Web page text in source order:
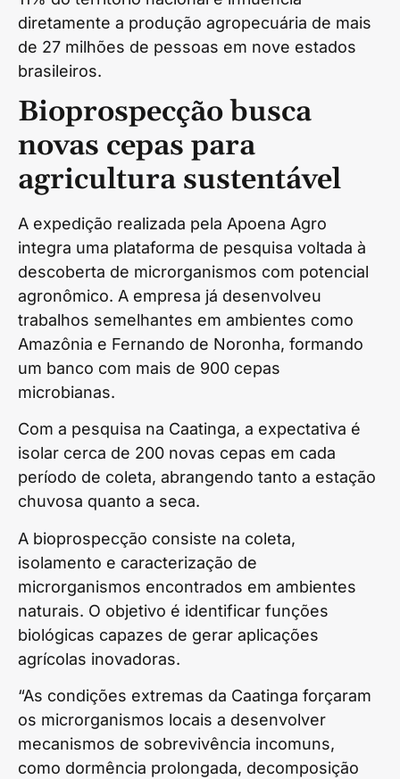
diretamente a produção agropecuária de mais
de 27 milhões de pessoas em nove estados
brasileiros.
Bioprospecção busca
novas cepas para
agricultura sustentável
A expedição realizada pela Apoena Agro
integra uma plataforma de pesquisa voltada à
descoberta de microrganismos com potencial
agronômico. A empresa já desenvolveu
trabalhos semelhantes em ambientes como
Amazônia e Fernando de Noronha, formando
um banco com mais de 900 cepas
microbianas.
Com a pesquisa na Caatinga, a expectativa é
isolar cerca de 200 novas cepas em cada
período de coleta, abrangendo tanto a estação
chuvosa quanto a seca.
A bioprospecção consiste na coleta,
isolamento e caracterização de
microrganismos encontrados em ambientes
naturais. O objetivo é identificar funções
biológicas capazes de gerar aplicações
agrícolas inovadoras.
“As condições extremas da Caatinga forçaram
os microrganismos locais a desenvolver
mecanismos de sobrevivência incomuns,
como dormência prolongada, decomposição